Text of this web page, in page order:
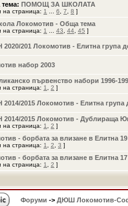
ПОМОЩ ЗА ШКОЛАТА
на страница: 1 6 7 8 ]
Локомотив - Обща тема
на страница: 1 43 44 45 ]
201 Локомотив - Елитна група
набор 2003
първенство набори 1996-
на страница: 1 2 ]
2015 Локомотив - Елитна група
2014/2015 Локомотив - Дублираща
на страница: 1 2 ]
- борбата за влизане в Елитна
на страница: 1 2 3 ]
- борбата за влизане в Елитна
на страница: 1 2 ]
Форуми -> ДЮШ Локомотив-